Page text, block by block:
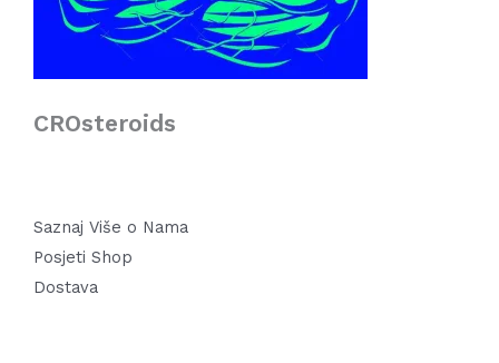
CROsteroids
Saznaj Više o Nama
Posjeti Shop
Dostava